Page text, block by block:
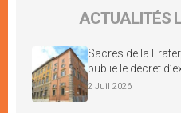
ACTUALITÉS
Sacres de la
publie le décret
2 Juil 2026